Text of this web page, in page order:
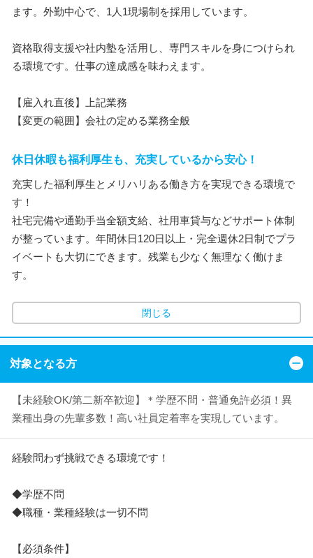
ます。外勤中心で、1人1現場制を採用しています。
資格取得支援や社内塾を活用し、専門スキルを身につけられ
る環境です。仕事の達成感を味わえます。
【雇入れ直後】上記業務
【変更の範囲】会社の定める業務全般
休日休暇も福利厚生も、充実しているから安心！
充実した福利厚生とメリハリある働き方を実現できる環境で
す！
社宅完備や通勤手当全額支給、社用車貸与などサポート体制
が整っています。年間休日120日以上・完全週休2日制でプラ
イベートも大切にできます。残業も少なく無理なく働けま
す。
閉じる
対象となる方
【未経験OK/第二新卒歓迎】＊学歴不問・普通免許必須！異
業種出身の先輩多数！高い社員定着率を実現しています。
経験問わず挑戦できる環境です！
◆学歴不問
◆職種・業種経験は一切不問
【必須条件】